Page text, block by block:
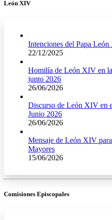
León XIV
Intenciones del Papa
22/12/2025
Homilía de León XIV en
junto 2026
26/06/2026
Discurso de León XIV en
Junio 2026
26/06/2026
Mensaje de León XIV
Mayores
15/06/2026
Comisiones Episcopales